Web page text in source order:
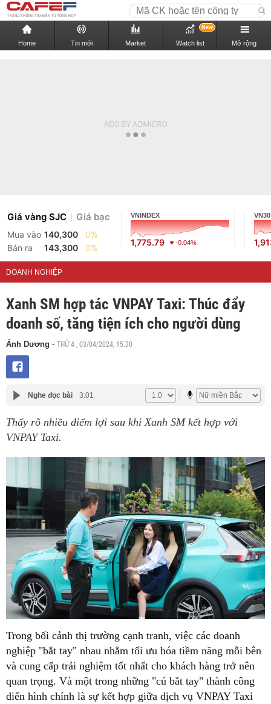
Home Tin mới Market Watch list
New
Mở rộng
Giá vàng SJC Giá bạc
Mua vào 140,300
0%
Bán ra
143,300 0%
VNINDEX
1,775.79 -0.04%
VN30
DOANH NGHIỆP
Xanh SM hợp tác VNPAY Taxi: Thúc đẩy
doanh số, tăng tiện ích cho người dùng
Ánh Dương - THỨ 4 , 03/04/2024, 15:30
Nghe đọc bài 3:01
Thấy rõ nhiều điểm lợi sau khi Xanh SM kết hợp với
VNPAY Taxi.
Trong bối cảnh thị trường cạnh tranh, việc các doanh
nghiệp "bắt tay" nhau nhằm tối ưu hóa tiềm năng mỗi bên
và cung cấp trải nghiệm tốt nhất cho khách hàng trở nên
quan trọng. Và một trong những "cú bắt tay" thành công
điển hình chính là sự kết hợp giữa dịch vụ VNPAY Taxi